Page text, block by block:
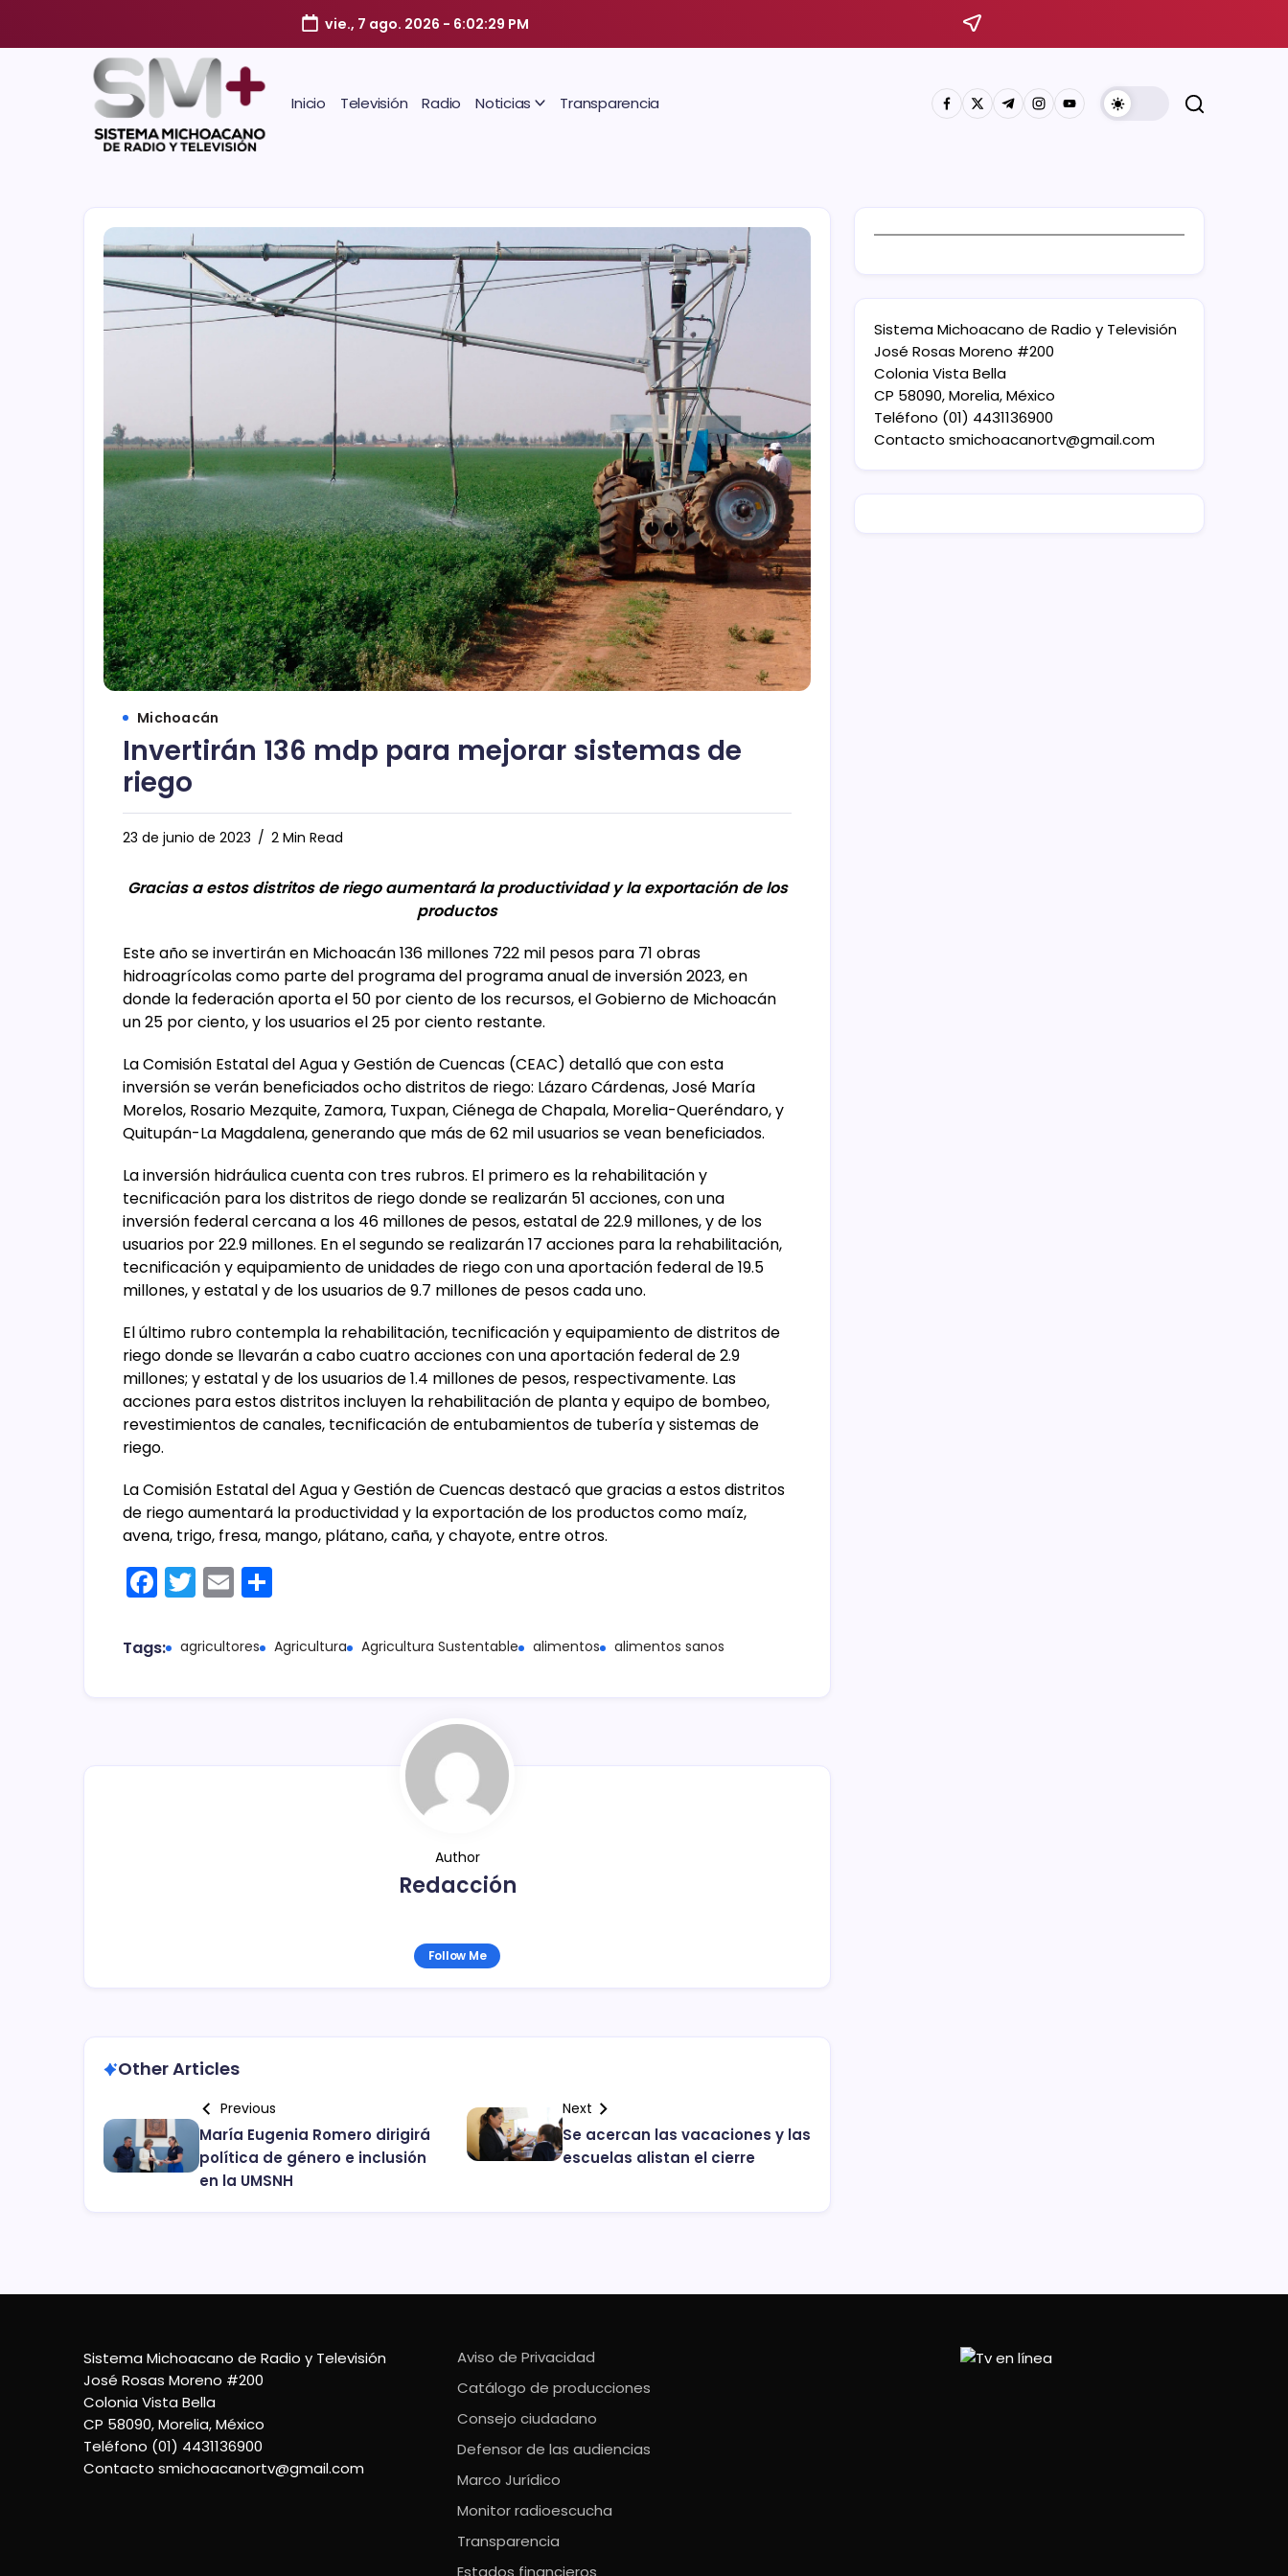
vie., 7 ago. 2026 - 6:02:30 PM
Inicio Televisión Radio Noticias Transparencia
Michoacán
Invertirán 136 mdp para mejorar sistemas de
riego
23 de junio de 2023 2 Min Read
Gracias a estos distritos de riego aumentará la productividad y la exportación de los
productos
Este año se invertirán en Michoacán 136 millones 722 mil pesos para 71 obras
hidroagrícolas como parte del programa del programa anual de inversión 2023, en
donde la federación aporta el 50 por ciento de los recursos, el Gobierno de Michoacán
un 25 por ciento, y los usuarios el 25 por ciento restante.
La Comisión Estatal del Agua y Gestión de Cuencas (CEAC) detalló que con esta
inversión se verán beneficiados ocho distritos de riego: Lázaro Cárdenas, José María
Morelos, Rosario Mezquite, Zamora, Tuxpan, Ciénega de Chapala, Morelia-Queréndaro, y
Quitupán-La Magdalena, generando que más de 62 mil usuarios se vean beneficiados.
La inversión hidráulica cuenta con tres rubros. El primero es la rehabilitación y
tecnificación para los distritos de riego donde se realizarán 51 acciones, con una
inversión federal cercana a los 46 millones de pesos, estatal de 22.9 millones, y de los
usuarios por 22.9 millones. En el segundo se realizarán 17 acciones para la rehabilitación,
tecnificación y equipamiento de unidades de riego con una aportación federal de 19.5
millones, y estatal y de los usuarios de 9.7 millones de pesos cada uno.
El último rubro contempla la rehabilitación, tecnificación y equipamiento de distritos de
riego donde se llevarán a cabo cuatro acciones con una aportación federal de 2.9
millones; y estatal y de los usuarios de 1.4 millones de pesos, respectivamente. Las
acciones para estos distritos incluyen la rehabilitación de planta y equipo de bombeo,
revestimientos de canales, tecnificación de entubamientos de tubería y sistemas de
riego.
La Comisión Estatal del Agua y Gestión de Cuencas destacó que gracias a estos distritos
de riego aumentará la productividad y la exportación de los productos como maíz,
avena, trigo, fresa, mango, plátano, caña, y chayote, entre otros.
F
c
T
itt
E
ai m
Tags: agricultores Agricultura Agricultura Sustentable alimentos alimentos sanos
Author
Redacción
Follow Me
Other Articles
Previous
María Eugenia Romero dirigirá
política de género e inclusión
en la UMSNH
Next
Se acercan las vacaciones y las
escuelas alistan el cierre
Sistema Michoacano de Radio y Televisión
José Rosas Moreno #200
Colonia Vista Bella
CP 58090, Morelia, México
Teléfono (01) 4431136900
Contacto smichoacanortv@gmail.com
Sistema Michoacano de Radio y Televisión
José Rosas Moreno #200
Colonia Vista Bella
CP 58090, Morelia, México
Teléfono (01) 4431136900
Contacto smichoacanortv@gmail.com
Aviso de Privacidad
Catálogo de producciones
Consejo ciudadano
Defensor de las audiencias
Marco Jurídico
Monitor radioescucha
Transparencia
Estados financieros